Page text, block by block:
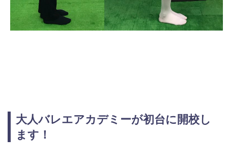
大人バレエアカデミーが初台に開校し
ます！